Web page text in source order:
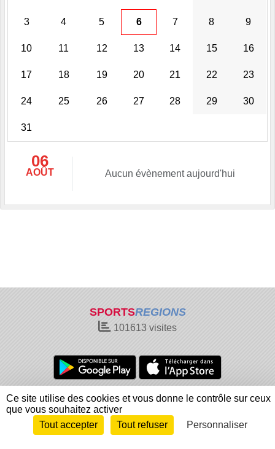
3 4 5 6 7 8 9
10 11 12 13 14 15 16
17 18 19 20 21 22 23
24 25 26 27 28 29 30
31
06
AOÛT Aucun évènement aujourd'hui
SPORTSREGIONS
101613 visites
Charte cookies
Gestion des cookies
Informations légales
Signaler un contenu inapproprié
Envie de participer ?
Connexion
Ce site utilise des cookies et vous donne le contrôle sur ceux
que vous souhaitez activer
Tout accepter
Tout refuser Personnaliser